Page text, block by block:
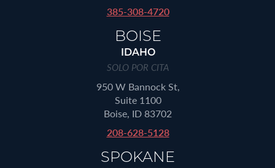
385-308-4720
BOISE
IDAHO
SOLO POR CITA
950 W Bannock St,
Suite 1100
Boise, ID 83702
208-628-5128
SPOKANE